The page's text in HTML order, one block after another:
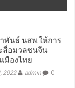
พันธ์ นสพ.ให้การ
อมวลชนจีน
เมืองไทย
2022 admin 0